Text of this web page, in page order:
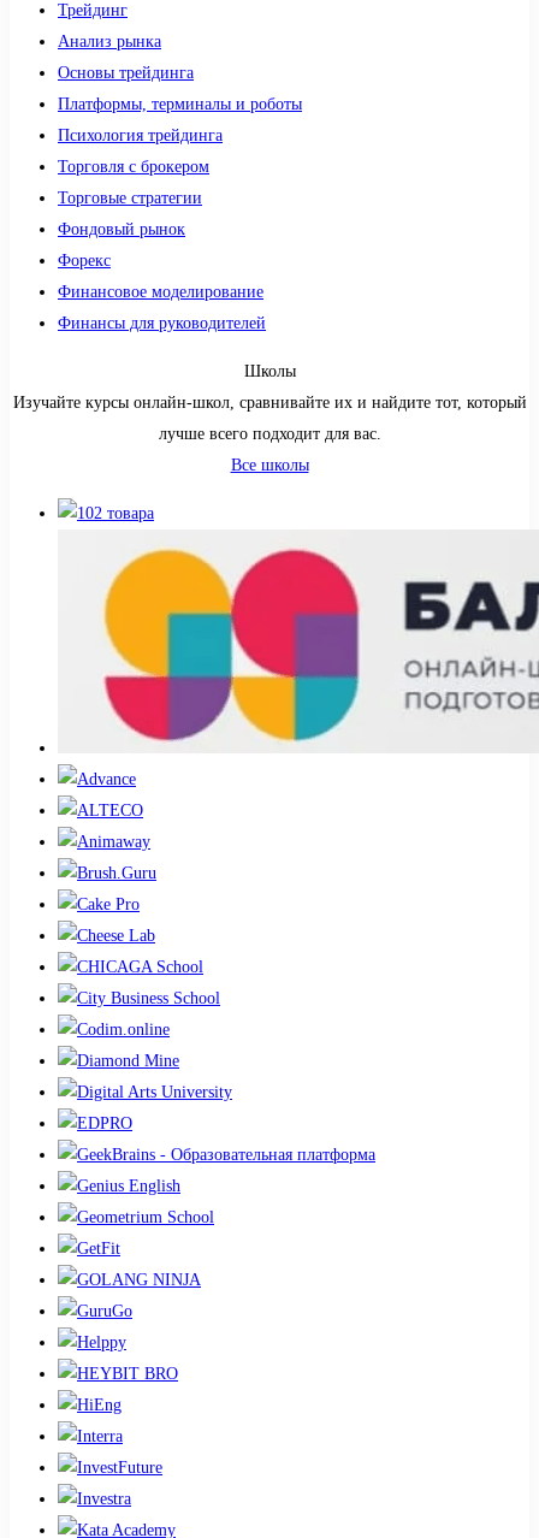
Трейдинг
Анализ рынка
Основы трейдинга
Платформы, терминалы и роботы
Психология трейдинга
Торговля с брокером
Торговые стратегии
Фондовый рынок
Форекс
Финансовое моделирование
Финансы для руководителей
Школы
Изучайте курсы онлайн-школ, сравнивайте их и найдите тот, который
лучше всего подходит для вас.
Все школы